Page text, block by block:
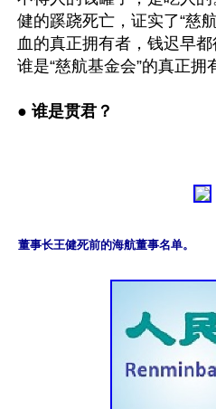
健的蹊跷死亡，证实了“慈
血的真正拥有者，钱迟早都
谁是“慈航基金会”的真正拥
● 谁是贯君？
董事长王健死前的海航董事名单。